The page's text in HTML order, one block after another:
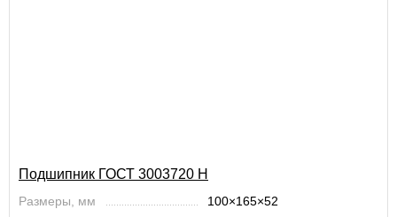
Подшипник ГОСТ 3003720 Н
Размеры, мм 100×165×52